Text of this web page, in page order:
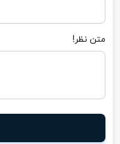
متن نظر!